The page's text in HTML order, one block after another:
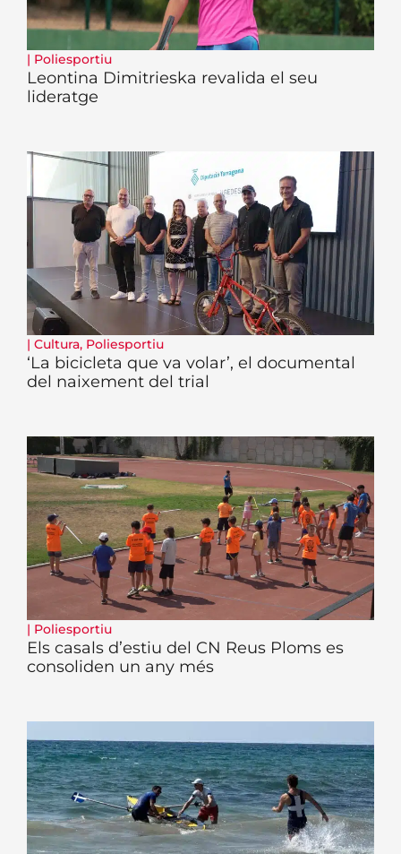
| Poliesportiu
Leontina Dimitrieska revalida el seu
lideratge
| Cultura, Poliesportiu
‘La bicicleta que va volar’, el documental
del naixement del trial
| Poliesportiu
Els casals d’estiu del CN Reus Ploms es
consoliden un any més